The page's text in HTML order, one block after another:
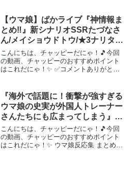
ローズ】★ダートLoH先取り解説 【✅温
泉シナリオ/新...
【ウマ娘】ぱかライブ『神情報ま
とめ‼』新シナリオSSRたづなさ
ん/メイショウドトウ/★3ナリタト
ップロード【トプロ リンク トレ
セン軒 ラーメン Umamusume 新
育成 ウマ娘プリティーダービー
こんにちは、チャッピーだにゃ！🎵今回
の動画、チャッピーのおすすめポイント
はこれだにゃ！✨ ✅コメントありがと
AppleGiftCard認定店 DMMプリペイド お
すすめポイ...
『海外で話題に！衝撃が強すぎる
ウマ娘の史実が外国人トレーナー
さんたちにも広まってしまう』に
対するみんなの反応集 まとめ ウ
マ娘プリティーダービー レイミ
ン
こんにちは、チャッピーだにゃ！🎵今回
の動画、チャッピーのおすすめポイント
はこれだにゃ！✨ ウマ娘反応集 まとめシ